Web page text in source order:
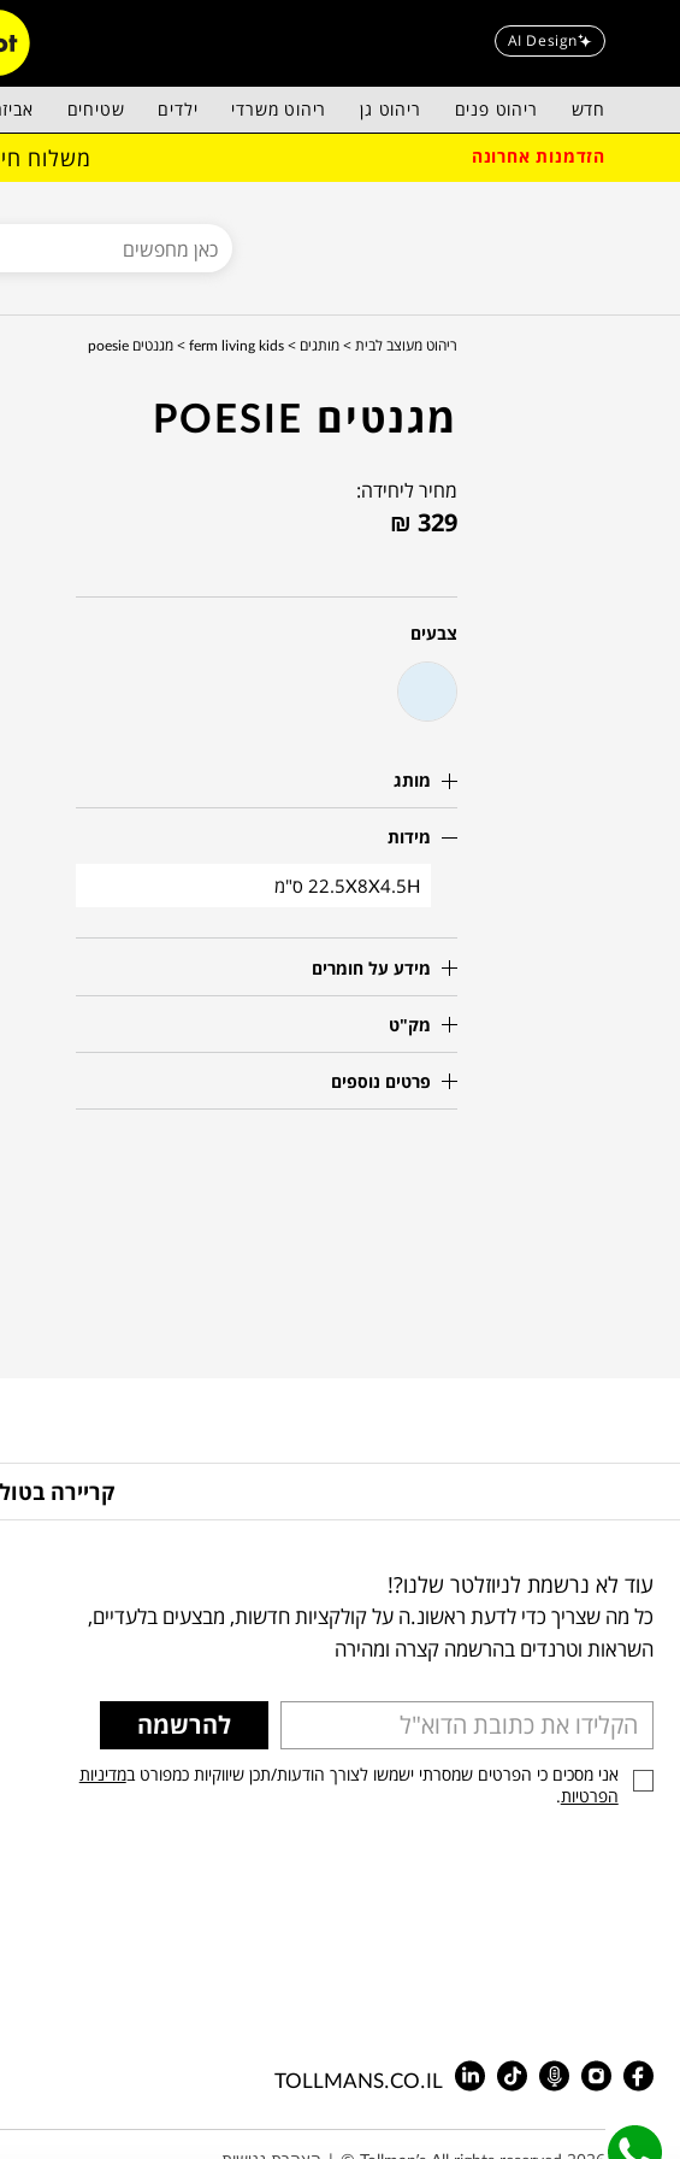
AI Design
חדש ריהוט פנים ריהוט גן ריהוט משרדי ילדים שטיחים
הזדמנות אחרונה משלוח
ריהוט מעוצב לבית > מותגים > ferm living kids > מגנטים poesie
מגנטים POESIE
מחיר ליחידה:
₪ 329
צבעים
מותג
מידות
22.5X8X4.5H ס"מ
מידע על חומרים
מק"ט
פרטים נוספים
קריירה
עוד לא נרשמת לניוזלטר שלנו?!
כל מה שצריך כדי לדעת ראשונ.ה על קולקציות חדשות, מבצעים בלעדיים,
השראות וטרנדים בהרשמה קצרה ומהירה
להרשמה
אני מסכים כי הפרטים שמסרתי ישמשו לצורך הודעות/תכן שיווקיות כמפורט במדיניות
הפרטיות.
TOLLMANS.CO.IL